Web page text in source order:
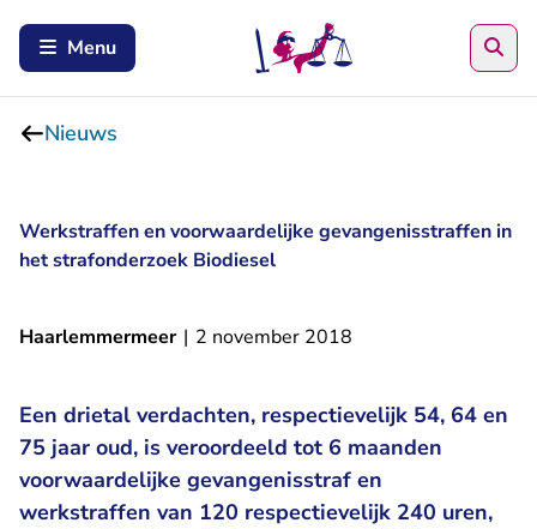
Menu
Nieuws
Werkstraffen en voorwaardelijke gevangenisstraffen in
het strafonderzoek Biodiesel
Haarlemmermeer | 2 november 2018
Een drietal verdachten, respectievelijk 54, 64 en
75 jaar oud, is veroordeeld tot 6 maanden
voorwaardelijke gevangenisstraf en
werkstraffen van 120 respectievelijk 240 uren,